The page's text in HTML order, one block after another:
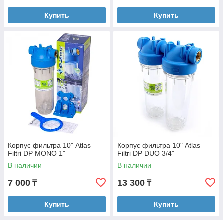
Купить Купить
Корпус фильтра 10" Atlas
Filtri DP MONO 1"
В наличии
7 000 ₸
Купить
Корпус фильтра 10" Atlas
Filtri DP DUO 3/4"
В наличии
13 300 ₸
Купить